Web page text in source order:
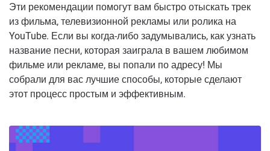
Эти рекомендации помогут вам быстро отыскать трек
из фильма, телевизионной рекламы или ролика на
YouTube. Если вы когда-либо задумывались, как узнать
название песни, которая заиграла в вашем любимом
фильме или рекламе, вы попали по адресу! Мы
собрали для вас лучшие способы, которые сделают
этот процесс простым и эффективным.